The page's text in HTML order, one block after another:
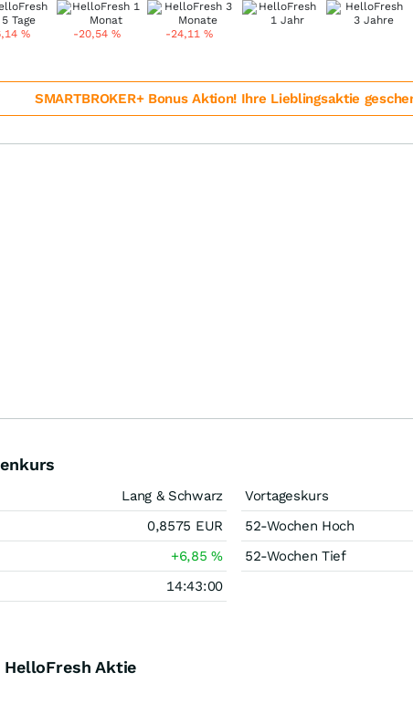
% -20,54 % -24,11 %
SMARTBROKER+ Bonus Aktion! Ihre Lieblingsaktie
Lang & Schwarz
0,8575 EUR
+6,85%
14:43:00
Vortageskurs
52-Wochen Hoch
52-Wochen Tief
HelloFresh Aktie